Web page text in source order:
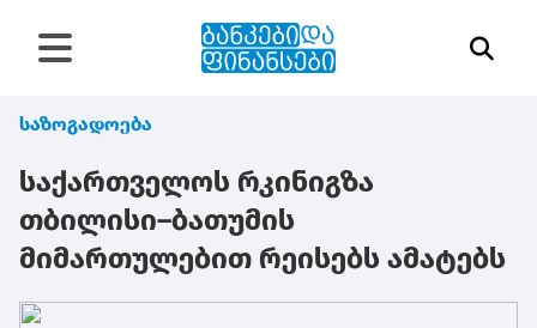
საზოგადოება
საქართველოს რკინიგზა
თბილისი–ბათუმის
მიმართულებით რეისებს ამატებს